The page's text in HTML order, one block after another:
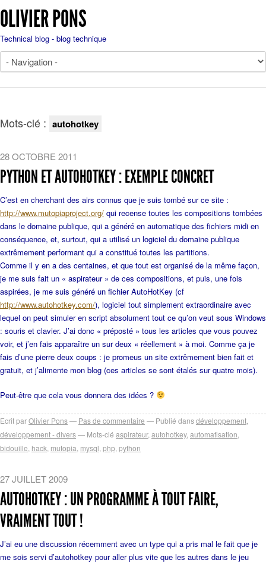
OLIVIER PONS
Technical blog - blog technique
Mots-clé : autohotkey
28 OCTOBRE 2011
PYTHON ET AUTOHOTKEY : EXEMPLE CONCRET
C’est en cherchant des airs connus que je suis tombé sur ce site :
http://www.mutopiaproject.org/ qui recense toutes les compositions tombées
dans le domaine publique, qui a généré en automatique des fichiers midi en
conséquence, et, surtout, qui a utilisé un logiciel du domaine publique
extrêmement performant qui a constitué toutes les partitions.
Comme il y en a des centaines, et que tout est organisé de la même façon,
je me suis fait un « aspirateur » de ces compositions, et puis, une fois
aspirées, je me suis généré un fichier AutoHotKey (cf
http://www.autohotkey.com/), logiciel tout simplement extraordinaire avec
lequel on peut simuler en script absolument tout ce qu’on veut sous Windows
: souris et clavier. J’ai donc « préposté » tous les articles que vous pouvez
voir, et j’en fais apparaître un sur deux « réellement » à moi. Comme ça je
fais d’une pierre deux coups : je promeus un site extrêmement bien fait et
gratuit, et j’alimente mon blog (ces articles se sont étalés sur quatre mois).
Peut-être que cela vous donnera des idées ?
Ecrit parOlivier Pons Pas de commentaire Publié dansdéveloppement
développement - divers
Mots-clé aspirateur, autohotkey, automatisation
bidouille hack mutopia mysql php python
27 JUILLET 2009
AUTOHOTKEY : UN PROGRAMME À TOUT FAIRE,
VRAIMENT TOUT !
J’ai eu une discussion récemment avec un type qui a pris mal le fait que je
me sois servi d’autohotkey pour aller plus vite que les autres dans le jeu